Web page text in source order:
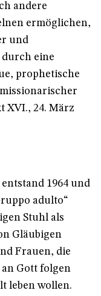
andere
ermöglichen,
und
durch eine
prophetische
XVI., 24. März
entstand 1964 und
adulto“
Stuhl als
Gläubigen
Frauen, die
Gott folgen
leben wollen.